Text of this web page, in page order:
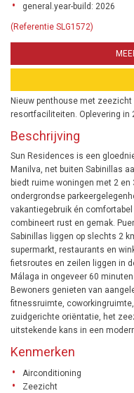
general.year-build: 2026
(Referentie SLG1572)
Nieuw penthouse met
resortfaciliteiten. Oplevering in
Beschrijving
Sun Residences is een
Manilva, net buiten Sabinillas
biedt ruime woningen met 2
ondergrondse
vakantiegebruik én
combineert rust en gemak.
Sabinillas liggen op slechts 2
supermarkt, restaurants en
fietsroutes en zeilen liggen in
Málaga in ongeveer 60
Bewoners genieten van
fitnessruimte,
zuidgerichte oriëntatie, het
uitstekende kans in een
Kenmerken
Airconditioning
Zeezicht